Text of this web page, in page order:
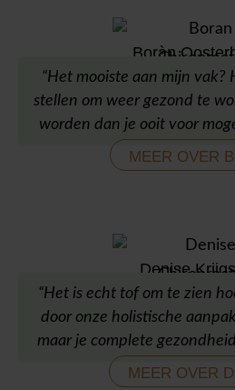
Boràn
“Het mooiste aan mijn vak?
stellen om weer gezond te
worden dan je ooit voor
MEER OVER
Denise
“Het is echt tof om te zien
door onze holistische
maar je complete
MEER OVER